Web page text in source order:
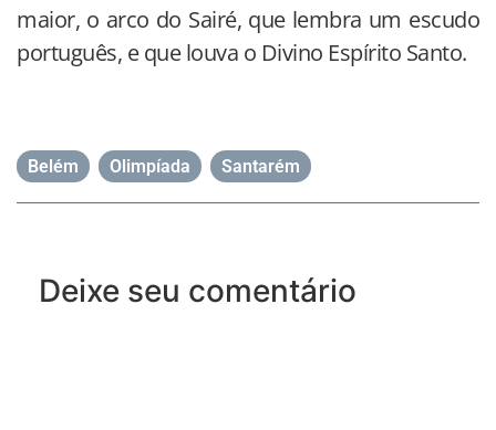
maior, o arco do Sairé, que lembra um escudo
português, e que louva o Divino Espírito Santo.
Belém Olimpíada Santarém
Deixe seu comentário